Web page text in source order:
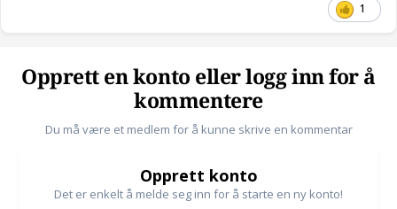
1
Opprett en konto eller logg inn for å
kommentere
Du må være et medlem for å kunne skrive en kommentar
Opprett konto
Det er enkelt å melde seg inn for å starte en ny konto!